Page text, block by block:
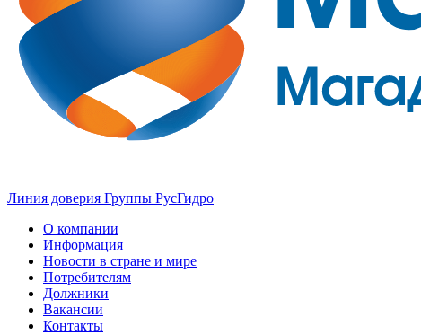
Линия доверия Группы РусГидро
О компании
Информация
Новости в стране и мире
Потребителям
Должники
Вакансии
Контакты